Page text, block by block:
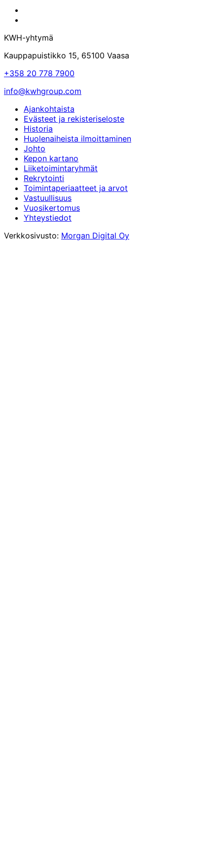
sivu
LinkedIn-
KWH-yhtymä
Kauppapuistikko 15, 65100 Vaasa
+358 20 778 7900
info@kwhgroup.com
Ajankohtaista
Evästeet ja rekisteriseloste
Historia
Huolenaiheista ilmoittaminen
Johto
Kepon kartano
Liiketoimintaryhmät
Rekrytointi
Toimintaperiaatteet ja arvot
Vastuullisuus
Vuosikertomus
Yhteystiedot
Verkkosivusto: Morgan Digital Oy